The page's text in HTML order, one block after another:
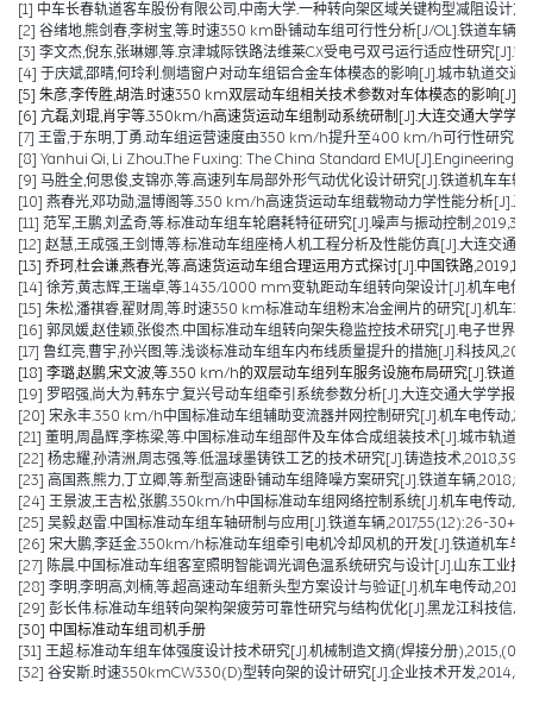
[1] 中车长春轨道客车股份有限公司,中南大学.一种转向架区域关键构型减阻设计
[2] 谷绪地,熊剑春,李树宝,等.时速350 km卧铺动车组可行性分析[J/OL].铁道车
[3] 李文杰,倪东,张琳娜,等.京津城际铁路法维莱CX受电弓双弓运行适应性研究[J].
[4] 于庆斌,邵晴,何玲利.侧墙窗户对动车组铝合金车体模态的影响[J].城市轨道交
[5] 朱彦,李传胜,胡浩.时速350 km双层动车组相关技术参数对车体模态的影响[J].
[6] 亢磊,刘琨,肖宇等.350km/h高速货运动车组制动系统研制[J].大连交通大学学
[7] 王雷,于东明,丁勇.动车组运营速度由350 km/h提升至400 km/h可行性研究
[8] Yanhui Qi, Li Zhou.The Fuxing: The China Standard
[9] 马胜全,何思俊,支锦亦,等.高速列车局部外形气动优化设计研究[J].铁道机车车
[10] 燕春光,邓功勋,温博阁等.350 km/h高速货运动车组载物动力学性能分析[J].
[11] 范军,王鹏,刘孟奇,等.标准动车组车轮磨耗特征研究[J].噪声与振动控制
[12] 赵慧,王成强,王剑博,等.标准动车组座椅人机工程分析及性能仿真[J].大连交通
[13] 乔珂,杜会谦,燕春光,等.高速货运动车组合理运用方式探讨[J].中国铁路
[14] 徐芳,黄志辉,王瑞卓,等.1435/1000 mm变轨距动车组转向架设计[J].机车电传
[15] 朱松,潘祺睿,翟财周,等.时速350 km标准动车组粉末冶金闸片的研究[J].机车
[16] 郭凤媛,赵佳颖,张俊杰.中国标准动车组转向架失稳监控技术研究[J].电子世界
[17] 鲁红亮,曹宇,孙兴图,等.浅谈标准动车组车内布线质量提升的措施[J].科技风
[18] 李璐,赵鹏,宋文波,等.350 km/h的双层动车组列车服务设施布局研究[J].铁道
[19] 罗昭强,尚大为,韩东宁.复兴号动车组牵引系统参数分析[J].大连交通大学学报
[20] 宋永丰.350 km/h中国标准动车组辅助变流器并网控制研究[J].机车电传动
[21] 董明,周晶辉,李栋梁,等.中国标准动车组部件及车体合成组装技术[J].城市轨道
[22] 杨忠耀,孙清洲,周志强,等.低温球墨铸铁工艺的技术研究[J].铸造技术
[23] 高国燕,熊力,丁立卿,等.新型高速卧铺动车组降噪方案研究[J].铁道车辆
[24] 王景波,王吉松,张鹏.350km/h中国标准动车组网络控制系统[J].机车电传动
[25] 吴毅,赵雷.中国标准动车组车轴研制与应用[J].铁道车辆,2017,55(12):26-
[26] 宋大鹏,李廷金.350km/h标准动车组牵引电机冷却风机的开发[J].铁道机车与
[27] 陈晨.中国标准动车组客室照明智能调光调色温系统研究与设计[J].山东工业技
[28] 李明,李明高,刘楠,等.超高速动车组新头型方案设计与验证[J].机车电传动
[29] 彭长伟.标准动车组转向架构架疲劳可靠性研究与结构优化[J].黑龙江科技信息
[30] 中国标准动车组司机手册
[31] 王超.标准动车组车体强度设计技术研究[J].机械制造文摘(焊接分册
[32] 谷安斯.时速350kmCW330(D)型转向架的设计研究[J].企业技术开发